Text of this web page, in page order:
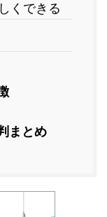
くできる
まとめ